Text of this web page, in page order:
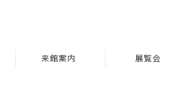
来館案内 展覧会